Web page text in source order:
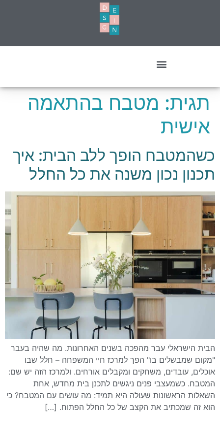
תגית: מטבח בהתאמה
אישית
כשהמטבח הופך ללב הבית: איך
תכנון נכון משנה את כל החלל
הבית הישראלי עבר מהפכה בשנים האחרונות. מה שהיה בעבר
"מקום שמבשלים בו" הפך למרכז חיי המשפחה – חלל שבו
אוכלים, עובדים, משחקים ומקבלים אורחים. ולמרכז הזה יש שם:
המטבח. כשמעצבי פנים ניגשים לתכנן בית מחדש, אחת
השאלות הראשונות שעולה היא תמיד: מה עושים עם המטבח? כי
הוא זה שמכתיב את הקצב של כל החלל הפתוח. […]